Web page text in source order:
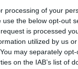
processing of your
the below opt-out
is processed
utilized by us
may separately
on the IAB’s list of
o găină lăsată
ridicate de
cu vechime şi
pericol nu